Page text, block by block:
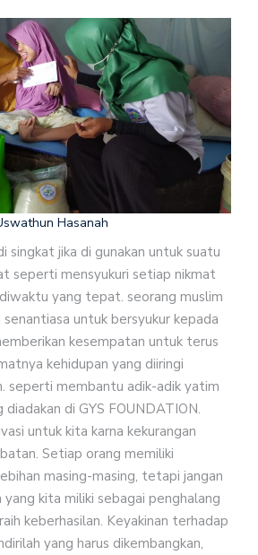
Hasanah
singkat jika di gunakan untuk suatu
seperti mensyukuri setiap nikmat
yang tepat. seorang muslim
untuk bersyukur kepada
kesempatan untuk terus
kehidupan yang diiringi
seperti membantu adik-adik yatim
di GYS FOUNDATION.
untuk kita karna kekurangan
Setiap orang memiliki
masing-masing, tetapi jangan
yang kita miliki sebagai penghalang
keberhasilan. Keyakinan terhadap
yang harus dikembangkan,